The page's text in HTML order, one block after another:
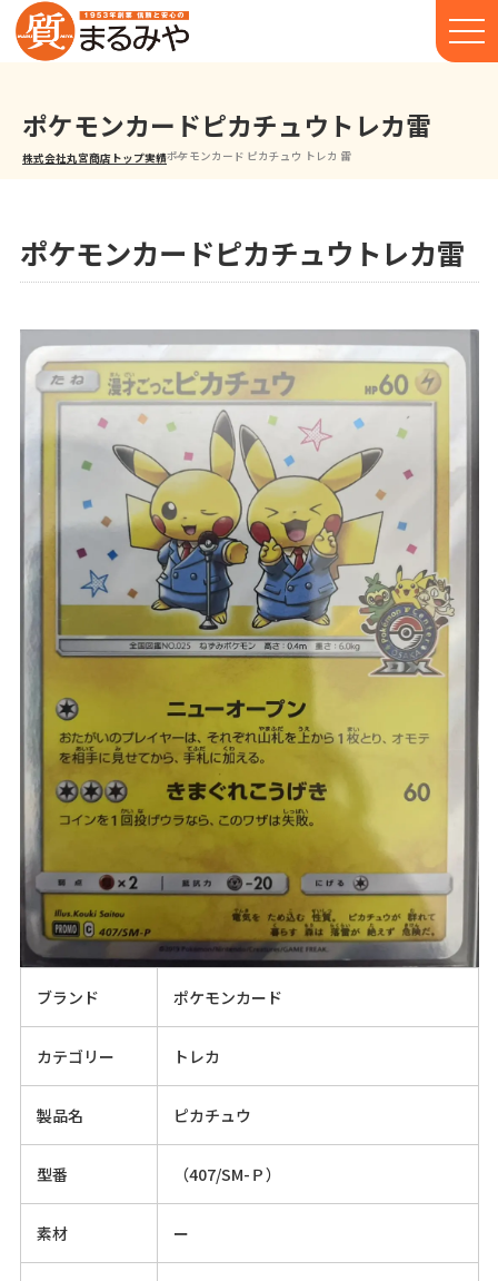
ポケモンカードピカチュウトレカ雷
株式会社丸宮商店トップ⁩実績ポケモンカード ピカチュウ トレカ 雷
ポケモンカードピカチュウトレカ雷
ブランド ポケモンカード
カテゴリー トレカ
製品名 ピカチュウ
型番 （407/SM-Ｐ）
素材 ー